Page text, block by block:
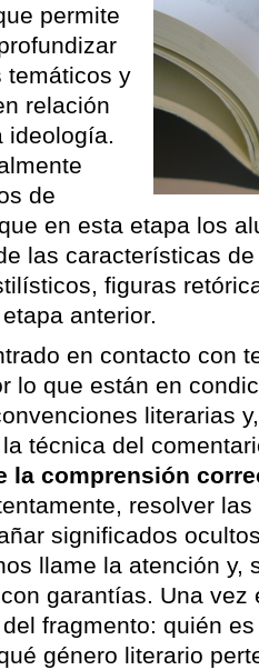
permite
temáticos y
relación
ideología.
de
en esta etapa los
las características
figuras
anterior.
en contacto con
lo que están en
literarias
técnica del
la comprensión
resolver
significados
llame la atención y,
garantías. Una vez
fragmento: quién
género literario